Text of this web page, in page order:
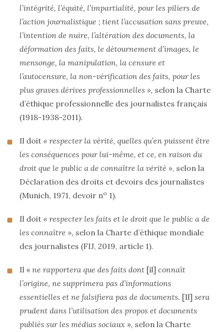
l’intégrité, l’équité, l’impartialité, pour les piliers de
l’action journalistique ; tient l’accusation sans preuve,
l’intention de nuire, l’altération des documents, la
déformation des faits, le détournement d’images, le
mensonge, la manipulation, la censure et
l’autocensure, la non-vérification des faits, pour les
plus graves dérives professionnelles », selon la Charte
d’éthique professionnelle des journalistes français
(1918-1938-2011).
Il doit « respecter la vérité, quelles qu’en puissent être
les conséquences pour lui-même, et ce, en raison du
droit que le public a de connaître la vérité », selon la
Déclaration des droits et devoirs des journalistes
(Munich, 1971, devoir no 1).
Il doit « respecter les faits et le droit que le public a de
les connaître », selon la Charte d’éthique mondiale
des journalistes (FIJ, 2019, article 1).
Il « ne rapportera que des faits dont [il] connaît
l’origine, ne supprimera pas d’informations
essentielles et ne falsifiera pas de documents. [Il] sera
prudent dans l’utilisation des propos et documents
publiés sur les médias sociaux », selon la Charte